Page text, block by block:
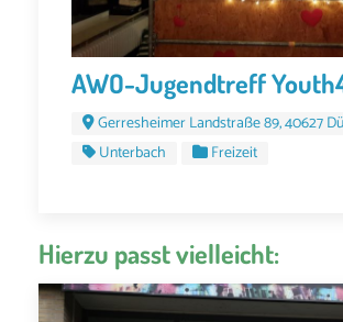
AWO-Jugendtreff
Gerresheimer Landstraße 89, 40627
Unterbach
Freizeit
Hierzu passt vielleicht: